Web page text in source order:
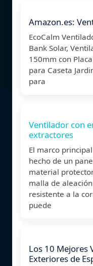
Amazon.es:
EcoCalm
Bank Solar,
150mm con
para Caseta
para
Ventilador con
extractores
El marco
hecho de un
material
malla de
resistente a la
puede
Los 10 Mejores
Exteriores de